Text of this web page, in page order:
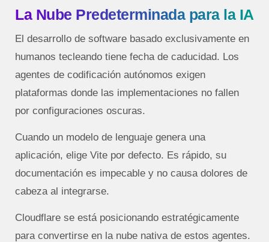
La Nube Predeterminada para la IA
El desarrollo de software basado exclusivamente en
humanos tecleando tiene fecha de caducidad. Los
agentes de codificación autónomos exigen
plataformas donde las implementaciones no fallen
por configuraciones oscuras.
Cuando un modelo de lenguaje genera una
aplicación, elige Vite por defecto. Es rápido, su
documentación es impecable y no causa dolores de
cabeza al integrarse.
Cloudflare se está posicionando estratégicamente
para convertirse en la nube nativa de estos agentes.